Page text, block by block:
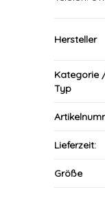
Hersteller
Kategorie
Typ
Lieferzeit:
Größe